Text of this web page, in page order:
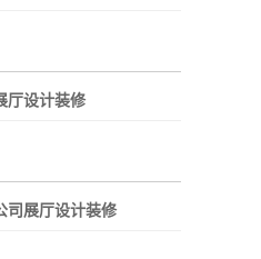
厅设计装修
司展厅设计装修